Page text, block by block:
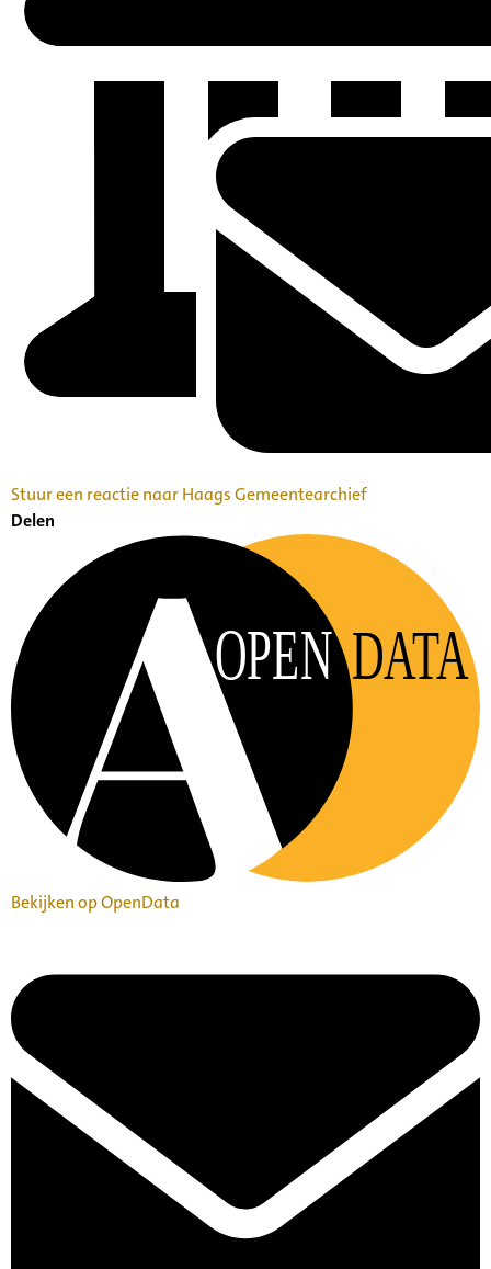
Stuur een reactie naar Haags Gemeentearchief
Delen
OPEN DATA
Bekijken op OpenData